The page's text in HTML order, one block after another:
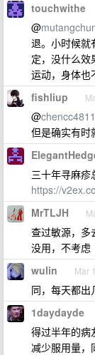
touchwithe
@
退。小时候就
定，没什么效
运动，身体也
fishliup
@
但是确实有时
三十年寻麻疹
https://
MrTLJH
查过敏源，多
没用，不考虑
wulin Mar
同，每天都出
1daydayde
得过半年的病
减少服用量，